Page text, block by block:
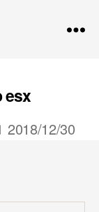
esx
2018/12/30